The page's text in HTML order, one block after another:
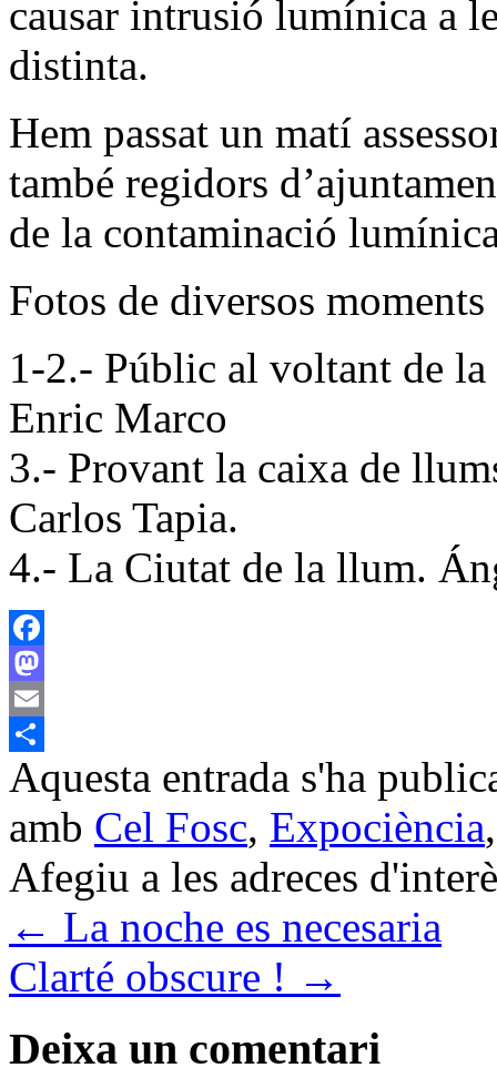
causar intrusió lumínica a
distinta.
Hem passat un matí
també regidors
de la contaminació
Fotos de diversos
1-2.- Públic al voltant de
Enric Marco
3.- Provant la caixa de
Carlos Tapia.
4.- La Ciutat de la llum.
Facebook
Mastodon
Email
Comparteix
Aquesta entrada s'ha
amb Cel Fosc, Expociència
Afegiu a les adreces
← La noche es necesaria
Clarté obscure ! →
Deixa un comentari